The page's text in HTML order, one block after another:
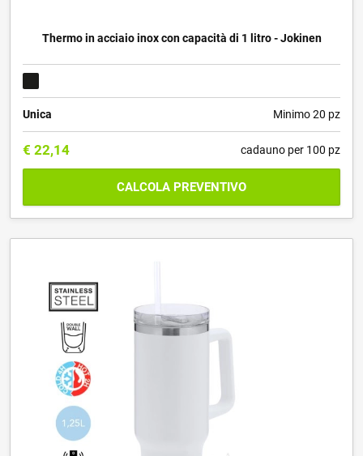
Thermo in acciaio inox con capacità di 1 litro - Jokinen
Unica Minimo 20 pz
€ 22,14 cadauno per 100 pz
CALCOLA PREVENTIVO